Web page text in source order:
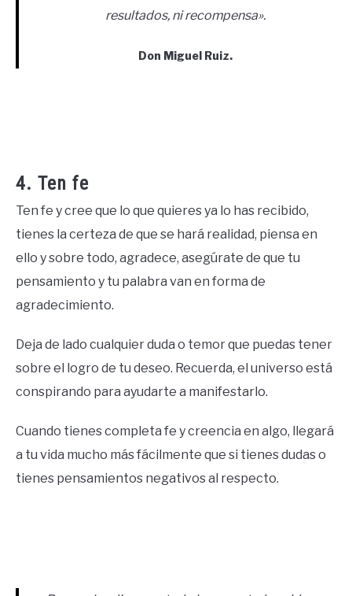
resultados, ni recompensa».
Don Miguel Ruiz.
4. Ten fe
Ten fe y cree que lo que quieres ya lo has recibido,
tienes la certeza de que se hará realidad, piensa en
ello y sobre todo, agradece, asegúrate de que tu
pensamiento y tu palabra van en forma de
agradecimiento.
Deja de lado cualquier duda o temor que puedas tener
sobre el logro de tu deseo. Recuerda, el universo está
conspirando para ayudarte a manifestarlo.
Cuando tienes completa fe y creencia en algo, llegará
a tu vida mucho más fácilmente que si tienes dudas o
tienes pensamientos negativos al respecto.